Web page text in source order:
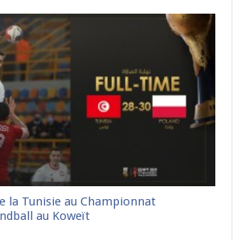
la Tunisie au Championnat
au Koweït